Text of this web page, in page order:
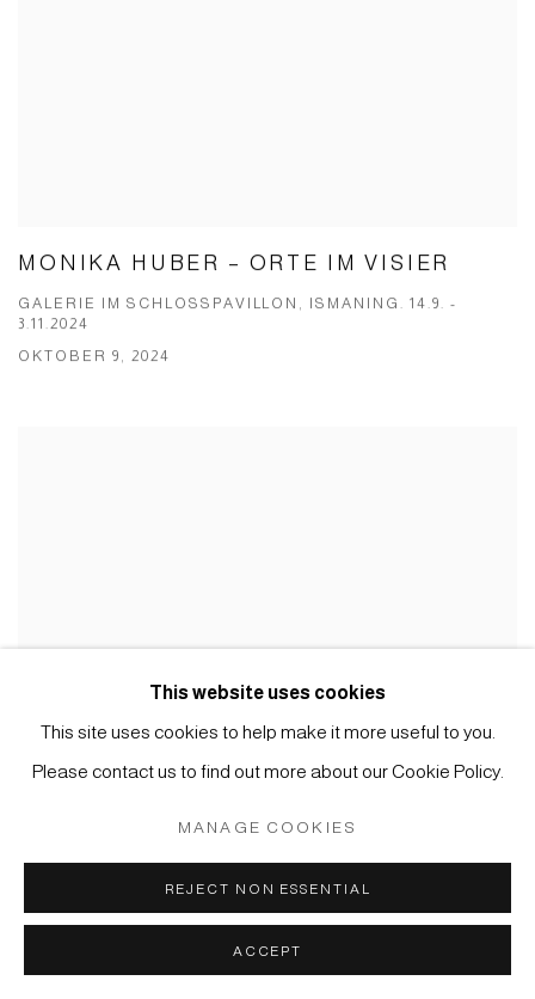
MONIKA HUBER – ORTE IM VISIER
GALERIE IM SCHLOSSPAVILLON, ISMANING. 14.9. -
3.11.2024
OKTOBER 9, 2024
This website uses cookies
This site uses cookies to help make it more useful to you.
Please contact us to find out more about our Cookie Policy.
MANAGE COOKIES
REJECT NON ESSENTIAL
ACCEPT